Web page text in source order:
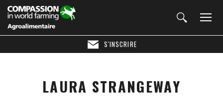
S'INSCRIRE
LAURA STRANGEWAY